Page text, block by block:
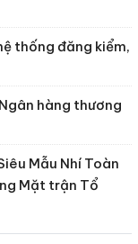
thống đăng kiểm,
hàng thương
Mẫu Nhí Toàn
Mặt trận Tổ